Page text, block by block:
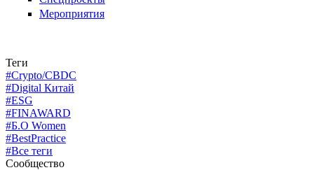
Мероприятия
Теги
#Crypto/CBDC
#Digital Китай
#ESG
#FINAWARD
#Б.О Women
#BestPractice
#Все теги
Сообщество